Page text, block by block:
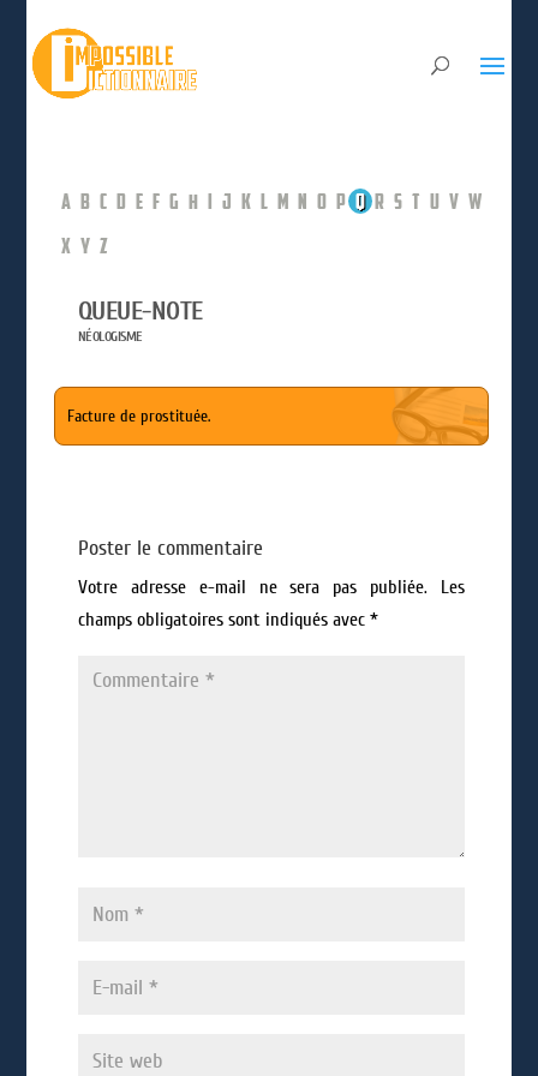
A B C D E F G H I J K L M N O P Q R S T U V W
X Y Z
QUEUE-NOTE
NÉOLOGISME
Facture de prostituée.
Poster le commentaire
Votre adresse e-mail ne sera pas publiée.
Les
champs obligatoires sont indiqués avec *